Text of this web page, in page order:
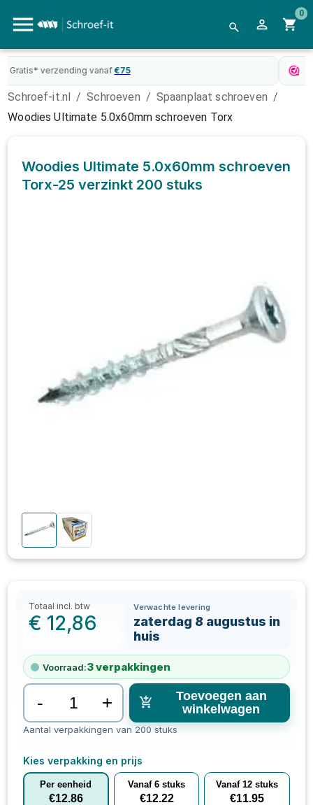
0
WebwinkelKeurgecertificeerd
Schroef-it.nl / Schroeven / Spaanplaat schroeven /
Woodies Ultimate 5.0x60mm schroeven Torx
Woodies Ultimate 5.0x60mm schroeven
Torx-25 verzinkt 200 stuks
Totaal incl. btw
€ 12,86
Verwachte levering
zaterdag 8 augustus in
huis
Voorraad:3verpakkingen
- +
Toevoegen aan
winkelwagen
Aantal verpakkingen van 200 stuks
Kies verpakking en prijs
Per eenheid
€12.86
Vanaf 6 stuks
€12.22
Vanaf12 stuks
€11.95